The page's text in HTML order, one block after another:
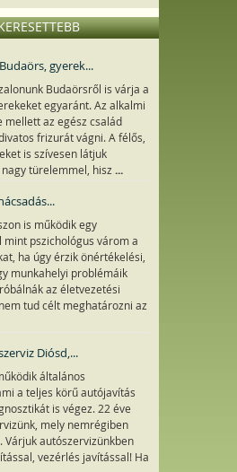
gyerek...
Budaörsről is várja a
egyaránt. Az alkalmi
mellett az egész család
frizurát vágni. A félős,
is szívesen látjuk
türelemmel, hisz ...
is működik egy
mint pszichológus várom a
ha úgy érzik önértékelési,
munkahelyi problémáik
az életvezetési
tud célt meghatározni az
Diósd,...
általános
a teljes körű autójavítás
is végez. 22 éve
mely nemrégiben
Várjuk autószervizünkben
vezérlés javítással! Ha